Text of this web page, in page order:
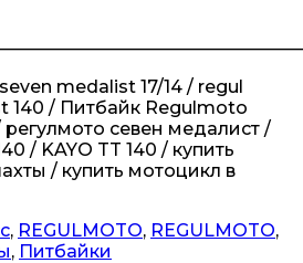
medalist 17/14 / regul
140 / Питбайк Regulmoto
севен медалист /
/ KAYO TT 140 / купить
/ купить мотоцикл в
, REGULMOTO, REGULMOTO,
, Питбайки